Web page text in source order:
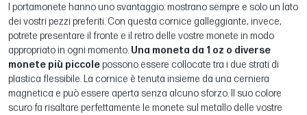
I portamonete hanno uno svantaggio: mostrano sempre e solo un lato
dei vostri pezzi preferiti. Con questa cornice galleggiante, invece,
potrete presentare il fronte e il retro delle vostre monete in modo
appropriato in ogni momento. Una moneta da 1 oz o diverse
monete più piccolepossono essere collocate tra i due strati di
plastica flessibile. La cornice è tenuta insieme da una cerniera
magnetica e può essere aperta senza alcuno sforzo. Il suo colore
scuro fa risaltare perfettamente le monete sul metallo delle vostre